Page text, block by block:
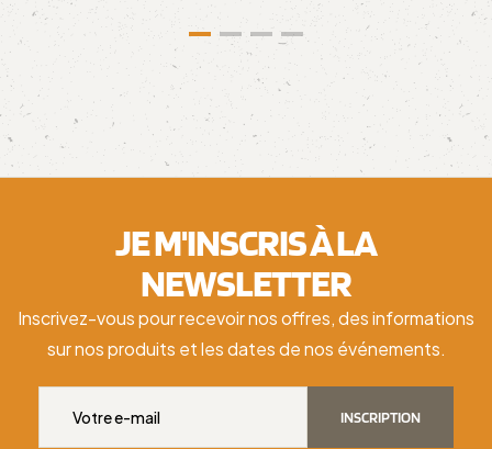
JE M'INSCRIS À LA
NEWSLETTER
Inscrivez-vous pour recevoir nos offres, des informations
sur nos produits et les dates de nos événements.
INSCRIPTION